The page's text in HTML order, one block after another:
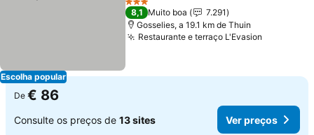
Escolha popular
3 Estrelas
8,1 Muito boa
7.291
Gosselies, a 19.1 km de Thuin
Restaurante e terraço L'Evasion
De € 86
Consulte os preços de 13 sites Ver preços